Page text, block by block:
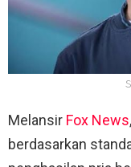
Melansir Fox News
berdasarkan